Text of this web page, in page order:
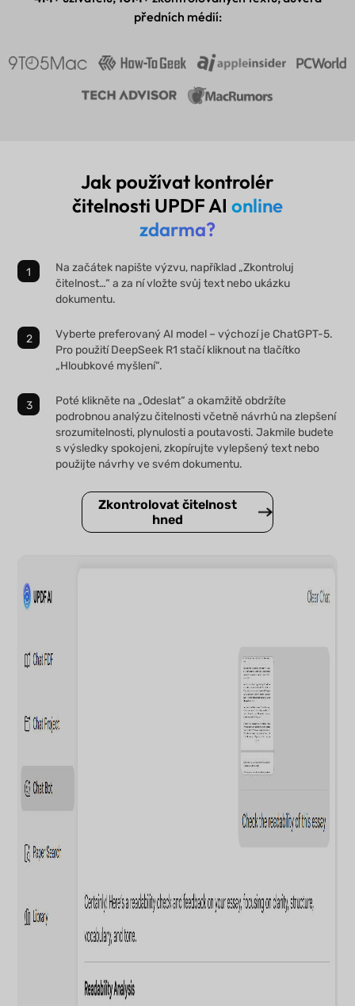
předních médií:
Jak používat kontrolér
čitelnosti UPDF AI online
zdarma?
Na začátek napište výzvu, například „Zkontroluj
čitelnost…“ a za ní vložte svůj text nebo ukázku
dokumentu.
Vyberte preferovaný AI model – výchozí je ChatGPT-5.
Pro použití DeepSeek R1 stačí kliknout na tlačítko
„Hloubkové myšlení“.
Poté klikněte na „Odeslat“ a okamžitě obdržíte
podrobnou analýzu čitelnosti včetně návrhů na zlepšení
srozumitelnosti, plynulosti a poutavosti. Jakmile budete
s výsledky spokojeni, zkopírujte vylepšený text nebo
použijte návrhy ve svém dokumentu.
Zkontrolovat čitelnost
hned